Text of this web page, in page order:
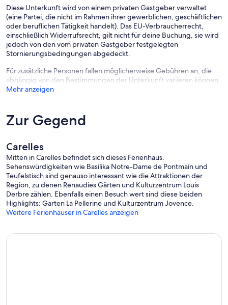
Diese Unterkunft wird von einem privaten Gastgeber verwaltet
(eine Partei, die nicht im Rahmen ihrer gewerblichen, geschäftlichen
oder beruflichen Tätigkeit handelt). Das EU-Verbraucherrecht,
einschließlich Widerrufsrecht, gilt nicht für deine Buchung, sie wird
jedoch von den vom privaten Gastgeber festgelegten
Stornierungsbedingungen abgedeckt.
Für zusätzliche Personen fallen möglicherweise Gebühren an, die
abhängig von den Bestimmungen der Unterkunft variieren können.
Mehr anzeigen
Zur Gegend
Carelles
Mitten in Carelles befindet sich dieses Ferienhaus.
Sehenswürdigkeiten wie Basilika Notre-Dame de Pontmain und
Teufelstisch sind genauso interessant wie die Attraktionen der
Region, zu denen Renaudies Gärten und Kulturzentrum Louis
Derbre zählen. Ebenfalls einen Besuch wert sind diese beiden
Highlights: Garten La Pellerine und Kulturzentrum Jovence.
Weitere Ferienhäuser in Carelles anzeigen